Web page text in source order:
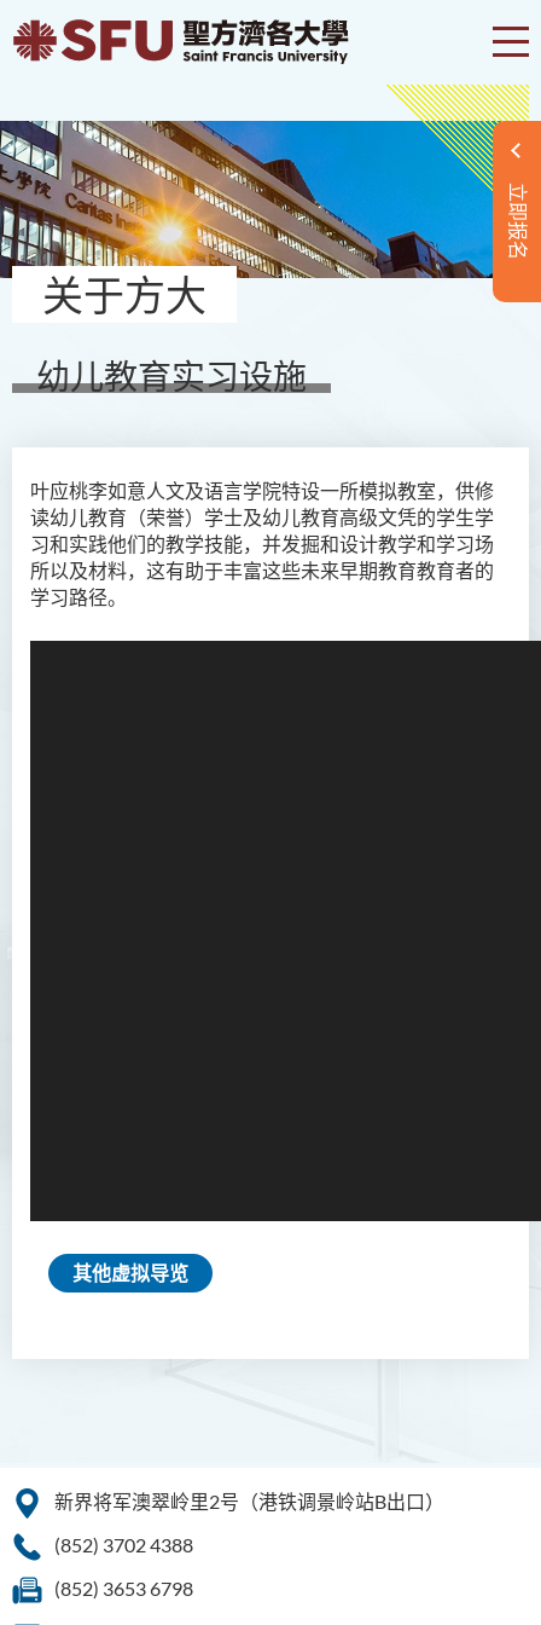
立即报名
关于方大
幼儿教育实习设施
叶应桃李如意人文及语言学院特设一所模拟教室，供修
读幼儿教育（荣誉）学士及幼儿教育高级文凭的学生学
习和实践他们的教学技能，并发掘和设计教学和学习场
所以及材料，这有助于丰富这些未来早期教育教育者的
学习路径。
其他虚拟导览
新界将军澳翠岭里2号（港铁调景岭站B出口）
(852) 3702 4388
(852) 3653 6798